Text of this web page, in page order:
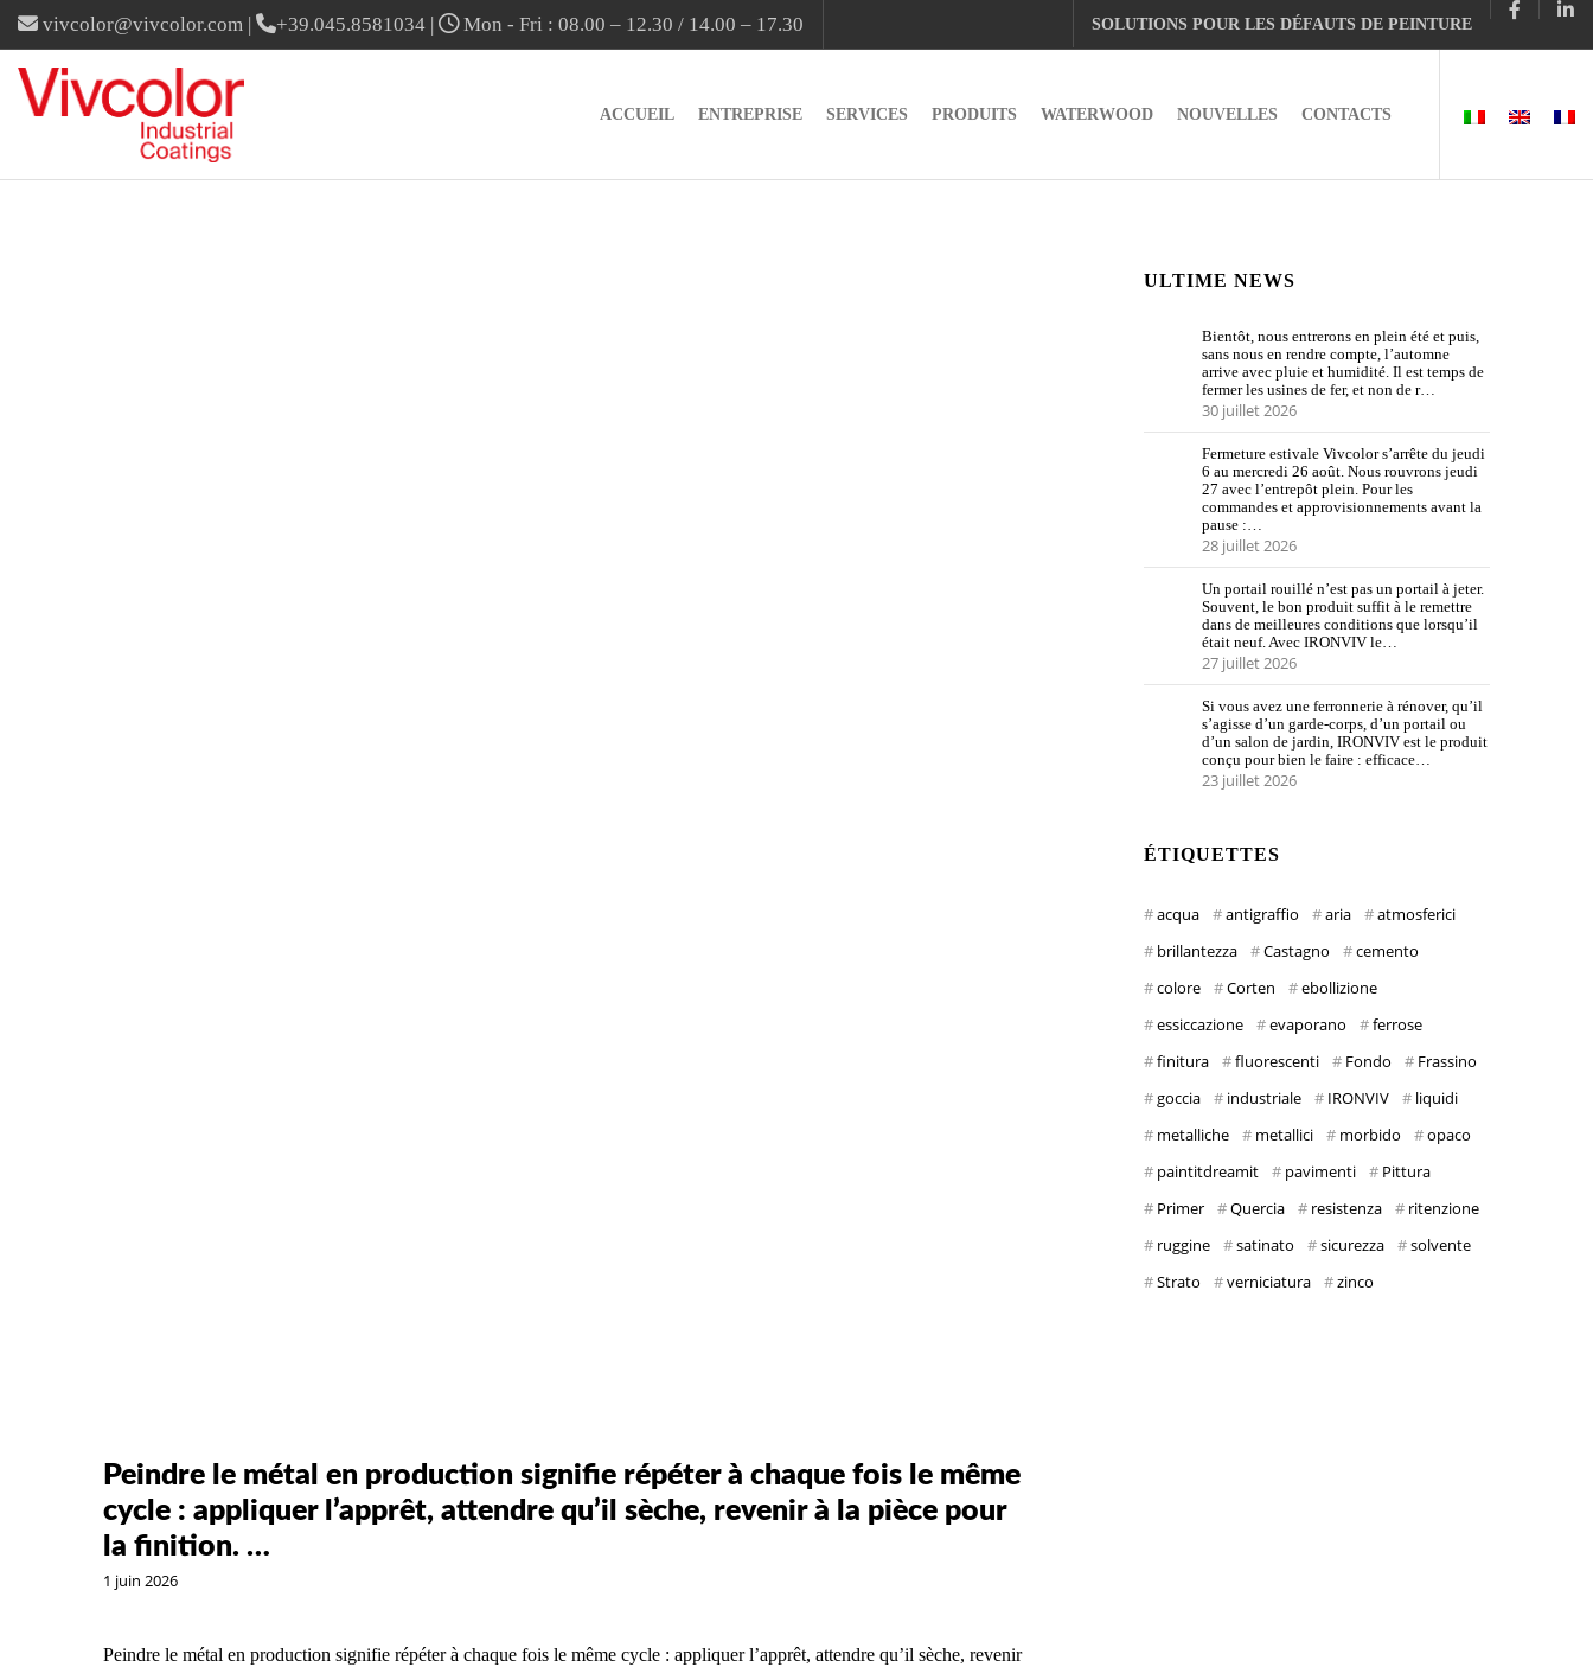
vivcolor@vivcolor.com | +39.045.8581034 | Mon - Fri : 08.00 – 12.30 / 14.00 – 17.30 SOLUTIONS POUR LES DÉFAUTS DE PEINTURE
ACCUEIL ENTREPRISE SERVICES PRODUITS WATERWOOD NOUVELLES CONTACTS
Peindre le métal en production signifie répéter à chaque fois le même
cycle : appliquer l’apprêt, attendre qu’il sèche, revenir à la pièce pour
la finition. …
1 juin 2026
Peindre le métal en production signifie répéter à chaque fois le même cycle : appliquer l’apprêt, attendre qu’il sèche, revenir
ULTIME NEWS
Bientôt, nous entrerons en plein été et puis,
sans nous en rendre compte, l’automne
arrive avec pluie et humidité. Il est temps de
fermer les usines de fer, et non de r…
30 juillet 2026
Fermeture estivale Vivcolor s’arrête du jeudi
6 au mercredi 26 août. Nous rouvrons jeudi
27 avec l’entrepôt plein. Pour les
commandes et approvisionnements avant la
pause :…
28 juillet 2026
Un portail rouillé n’est pas un portail à jeter.
Souvent, le bon produit suffit à le remettre
dans de meilleures conditions que lorsqu’il
était neuf. Avec IRONVIV le…
27 juillet 2026
Si vous avez une ferronnerie à rénover, qu’il
s’agisse d’un garde-corps, d’un portail ou
d’un salon de jardin, IRONVIV est le produit
conçu pour bien le faire : efficace…
23 juillet 2026
ÉTIQUETTES
acqua antigraffio aria
atmosferici
brillantezza
Castagno
cemento
colore
Corten
ebollizione
essiccazione
evaporano
ferrose
finitura
fluorescenti Fondo
Frassino
goccia
industriale IRONVIV
liquidi
metalliche
metallici morbido
opaco
paintitdreamit
pavimenti
Pittura
Primer
Quercia resistenza
ritenzione
ruggine
satinato sicurezza
solvente
Strato
verniciatura zinco